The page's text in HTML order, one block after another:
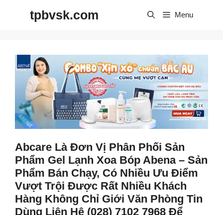
tpbvsk.com Menu
Abcare Là Đơn Vị Phân Phối Sản
Phẩm Gel Lạnh Xoa Bóp Abena – Sản
Phẩm Bán Chạy, Có Nhiều Ưu Điểm
Vượt Trội Được Rất Nhiều Khách
Hàng Không Chỉ Giới Văn Phòng Tin
Dùng Liên Hệ (028) 7102 7968 Để